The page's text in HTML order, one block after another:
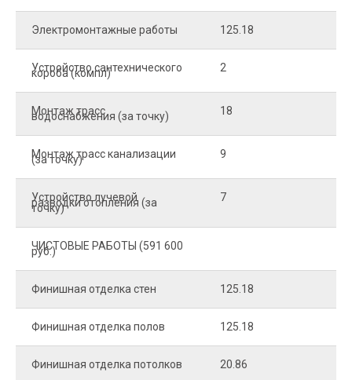
Электромонтажные работы 125.18
Устройство сантехнического
короба (компл) 2
Монтаж трасс
водоснабжения (за точку) 18
Монтаж трасс канализации
(за точку) 9
Устройство лучевой
разводки отопления (за
точку)
7
ЧИСТОВЫЕ РАБОТЫ (591 600
руб.)
Финишная отделка стен 125.18
Финишная отделка полов 125.18
Финишная отделка потолков 20.86